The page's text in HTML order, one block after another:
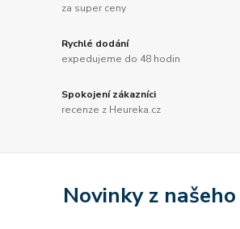
za super ceny
Rychlé dodání
expedujeme do 48 hodin
Spokojení zákazníci
recenze z Heureka.cz
Novinky z